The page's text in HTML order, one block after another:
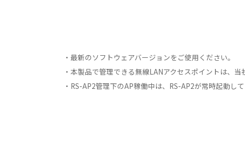
・最新のソフトウェアバージョンをご使用ください。
・本製品で管理できる無線LANアクセスポイントは、当
・RS-AP2管理下のAP稼働中は、RS-AP2が常時起動し